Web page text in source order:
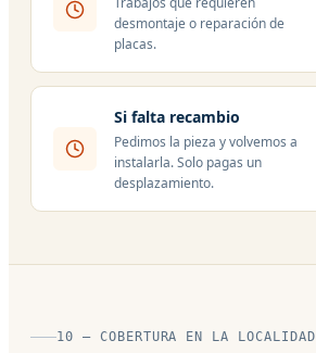
desmontaje o reparación de
placas.
Si falta recambio
Pedimos la pieza y volvemos a
instalarla. Solo pagas un
desplazamiento.
10 — COBERTURA EN LA LOCALIDAD